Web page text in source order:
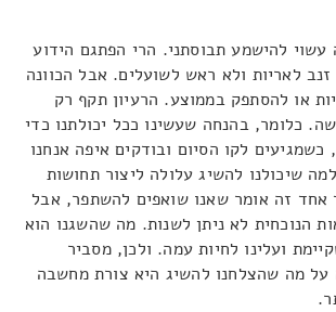
להישמע תבוסתני. הרי הפתגם הידוע
לאריות ולא ראש לשועלים. אבל הכוונה
או להסתפק בממוצע. הרעיון תקף רק
כלומר, בהנחה שעשינו ככל יכולתנו כדי
לקו הסיום ובודקים איפה אנחנו
שיכולנו להשיג עלולה ליצור תחושות
אחד זה אומר שאנו שואפים להשתפר, אבל
הנוכחית לא ניתן לשנות. מה שהשגנו הוא
ועלינו לחיות עמה. ולכן, מסביר
על מה שהצלחנו להשיג היא צורת מחשבה